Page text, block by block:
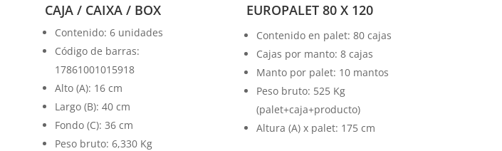
CAJA / CAIXA / BOX
Contenido: 6 unidades
Código de barras:
17861001015918
Alto (A): 16 cm
Largo (B): 40 cm
Fondo (C): 36 cm
Peso bruto: 6,330 Kg
EUROPALET 80 X 120
Contenido en palet: 80 cajas
Cajas por manto: 8 cajas
Manto por palet: 10 mantos
Peso bruto: 525 Kg
(palet+caja+producto)
Altura (A) x palet: 175 cm